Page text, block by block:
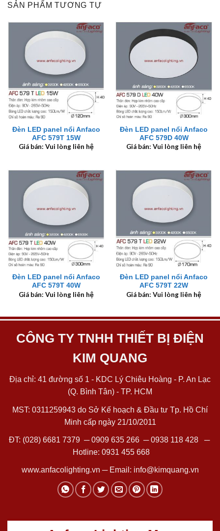
SẢN PHẨM TƯƠNG TỰ
Đèn LED panel nổi Anfaco
AFC 579T 15W
Giá bán: Vui lòng liên hệ
Đèn LED panel nổi Anfaco
AFC 579D 40W
Giá bán: Vui lòng liên hệ
Đèn LED panel nổi Anfaco
AFC 579T 40W
Giá bán: Vui lòng liên hệ
Đèn LED panel nổi Anfaco
AFC 579T 22W
Giá bán: Vui lòng liên hệ
CÔNG TY TNHH THIẾT BỊ ĐIỆN
KIM QUANG
Địa chỉ: 41 đường số 1 - KDC Lý Chiêu Hoàng - P. An Lạc
(Q. Bình Tân) - TP. HCM
MST: 0311259943 do Sở Kế hoạch & Đầu tư Tp. Hồ Chí
Minh cấp ngày 21/10/2011
ĐT: (028) 6681 7379 ─0909 635 266─0938 118 428─
Hotline: 0931 455 668
www.anfacolighting.vn ─ Email: info@kimquang.vn